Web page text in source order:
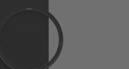
kundeservice@japanphoto.no